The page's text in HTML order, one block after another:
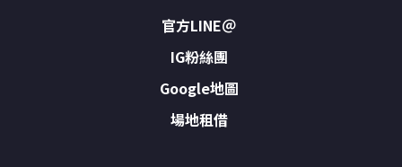
官方LINE＠
IG粉絲團
Google地圖
場地租借